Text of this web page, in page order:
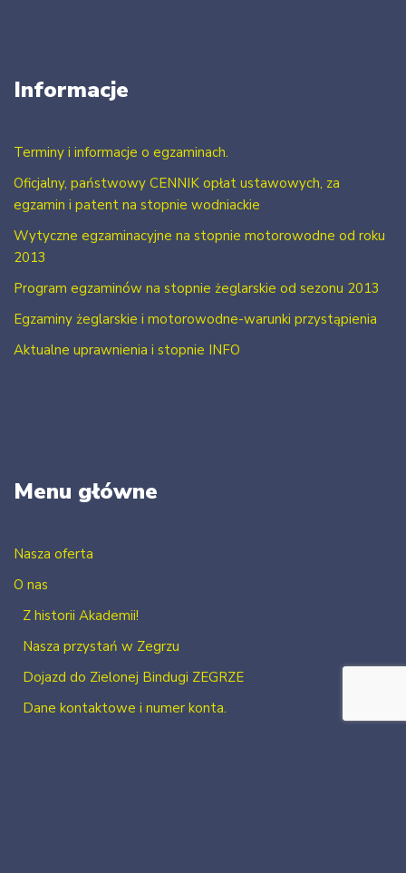
Informacje
Terminy i informacje o egzaminach.
Oficjalny, państwowy CENNIK opłat ustawowych, za
egzamin i patent na stopnie wodniackie
Wytyczne egzaminacyjne na stopnie motorowodne od roku
2013
Program egzaminów na stopnie żeglarskie od sezonu 2013
Egzaminy żeglarskie i motorowodne-warunki przystąpienia
Aktualne uprawnienia i stopnie INFO
Menu główne
Nasza oferta
O nas
Z historii Akademii!
Nasza przystań w Zegrzu
Dojazd do Zielonej Bindugi ZEGRZE
Dane kontaktowe i numer konta.